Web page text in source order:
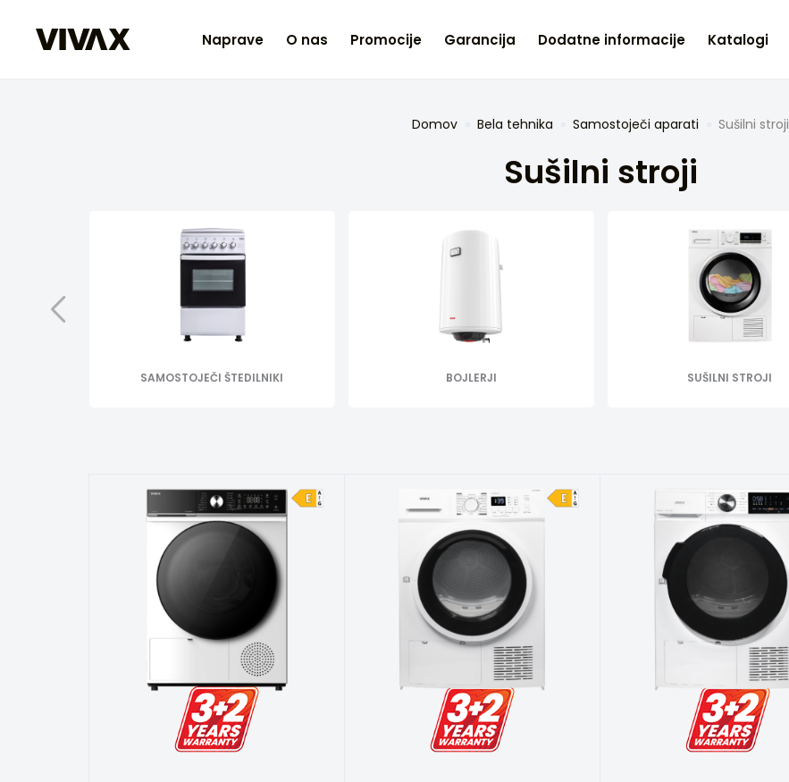
Naprave O nas Promocije Garancija Dodatne informacije Katalogi
Domov Bela tehnika Samostoječi aparati Sušilni stroji
Sušilni stroji
SAMOSTOJEČI ŠTEDILNIKI BOJLERJI SUŠILNI STROJI